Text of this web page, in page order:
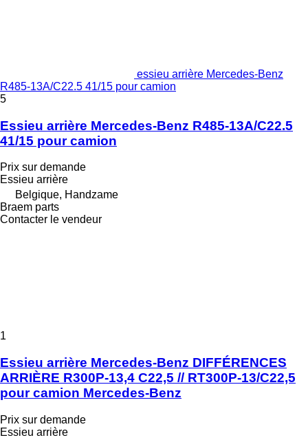
essieu arrière Mercedes-Benz
R485-13A/C22.5 41/15 pour camion
5
Essieu arrière Mercedes-Benz R485-13A/C22.5
41/15 pour camion
Prix sur demande
Essieu arrière
Belgique, Handzame
Braem parts
Contacter le vendeur
1
Essieu arrière Mercedes-Benz DIFFÉRENCES
ARRIÈRE R300P-13,4 C22,5 // RT300P-13/C22,5
pour camion Mercedes-Benz
Prix sur demande
Essieu arrière